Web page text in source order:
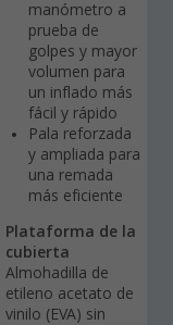
manómetro a
prueba de
golpes y mayor
volumen para
un inflado más
fácil y rápido
Pala reforzada
y ampliada para
una remada
más eficiente
Plataforma de la
cubierta
Almohadilla de
etileno acetato de
vinilo (EVA) sin